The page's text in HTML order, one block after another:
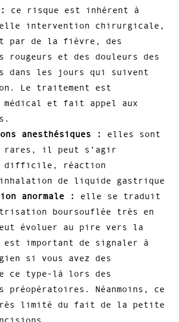
ce risque est inhérent à
intervention chirurgicale,
par de la fièvre, des
rougeurs et des douleurs des
dans les jours qui suivent
Le traitement est
médical et fait appel aux
anesthésiques :
elles sont
rares, il peut s’agir
difficile, réaction
de liquide gastrique
anormale :
elle se traduit
boursouflée très en
évoluer au pire vers la
important de signaler à
si vous avez des
ce type-là lors des
préopératoires. Néanmoins, ce
limité du fait de la petite